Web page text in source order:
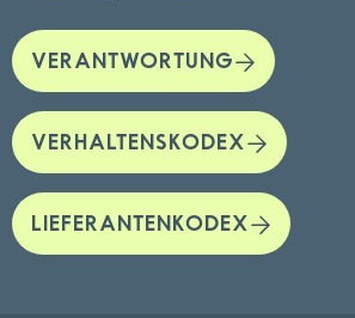
VERANTWORTUNG
VERHALTENSKODEX
LIEFERANTENKODEX